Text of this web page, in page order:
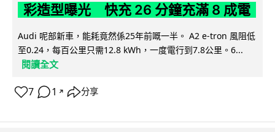
彩造型曝光 快充 26 分鐘充滿 8 成電
Audi 呢部新車，能耗竟然係25年前嘅一半。 A2 e-tron 風阻低
至0.24，每百公里只需12.8 kWh，一度電行到7.8公里。6...
閱讀全文
7 1 ↗ 分享